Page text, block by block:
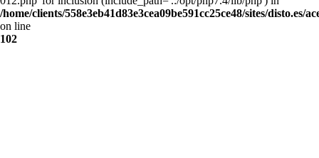
/home/clients/558e3eb41d83e3cea09be591cc25ce48/sites/disto.es/
on line
102